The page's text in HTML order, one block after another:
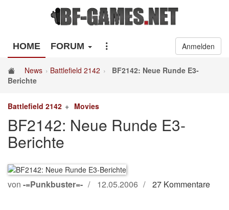
HOME FORUM Anmelden
News Battlefield 2142
BF2142: Neue Runde E3-
Berichte
Battlefield 2142 Movies
BF2142: Neue Runde E3-
Berichte
von -=Punkbuster=- 12.05.2006 27 Kommentare